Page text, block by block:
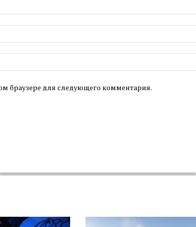
браузере для следующего комментария.